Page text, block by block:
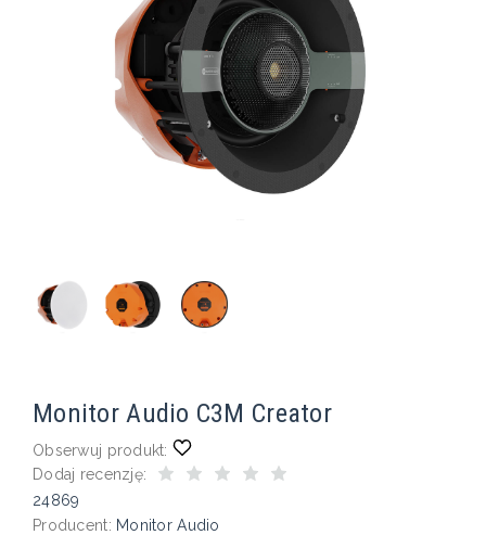
Monitor Audio C3M Creator
Obserwuj produkt:
Dodaj recenzję:
24869
Producent: Monitor Audio